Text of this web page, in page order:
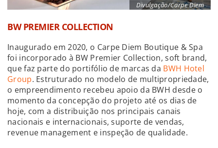
Divulgação/Carpe Diem
BW PREMIER COLLECTION
Inaugurado em 2020, o Carpe Diem Boutique & Spa
foi incorporado à BW Premier Collection, soft brand,
que faz parte do portifólio de marcas da BWH Hotel
Group. Estruturado no modelo de multipropriedade,
o empreendimento recebeu apoio da BWH desde o
momento da concepção do projeto até os dias de
hoje, com a distribuição nos principais canais
nacionais e internacionais, suporte de vendas,
revenue management e inspeção de qualidade.